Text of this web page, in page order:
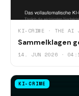
KI-CRIME · THE AI
Sammelklagen
14. JUN 2026 ·
KI-CRIME